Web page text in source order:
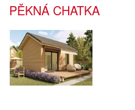
PĚKNÁ CHATKA